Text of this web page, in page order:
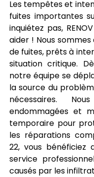
Les tempêtes et
fuites importantes
inquiétez pas,
aider ! Nous
de fuites, prêts à
situation critique.
notre équipe se
la source du
nécessaires.
endommagées et
temporaire pour
les réparations
22, vous bénéficiez
service
causés par les